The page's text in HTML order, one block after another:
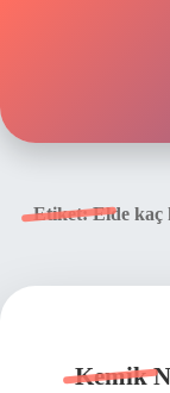
Etiket:Elde kaç
Kemik